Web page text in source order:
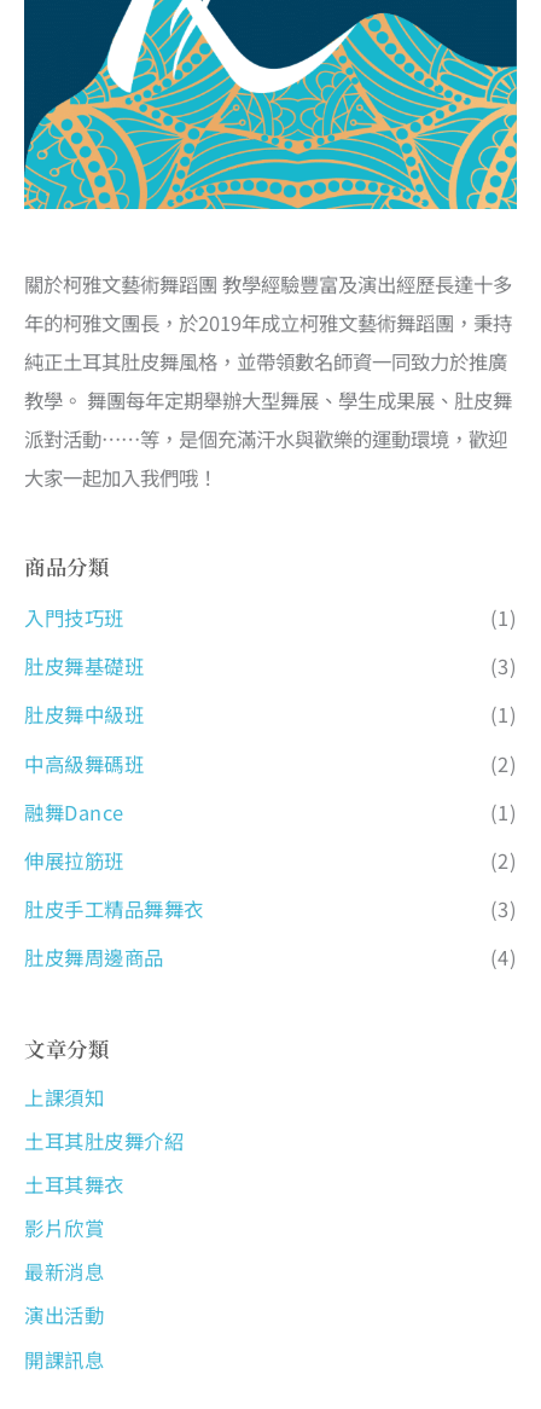
關於柯雅文藝術舞蹈團 教學經驗豐富及演出經歷長達十多
年的柯雅文團長，於2019年成立柯雅文藝術舞蹈團，秉持
純正土耳其肚皮舞風格，並帶領數名師資一同致力於推廣
教學。 舞團每年定期舉辦大型舞展、學生成果展、肚皮舞
派對活動……等，是個充滿汗水與歡樂的運動環境，歡迎
大家一起加入我們哦！
商品分類
入門技巧班
(1)
肚皮舞基礎班
(3)
肚皮舞中級班
(1)
中高級舞碼班
(2)
融舞Dance
(1)
伸展拉筋班
(2)
肚皮手工精品舞舞衣
(3)
肚皮舞周邊商品
(4)
文章分類
上課須知
土耳其肚皮舞介紹
土耳其舞衣
影片欣賞
最新消息
演出活動
開課訊息